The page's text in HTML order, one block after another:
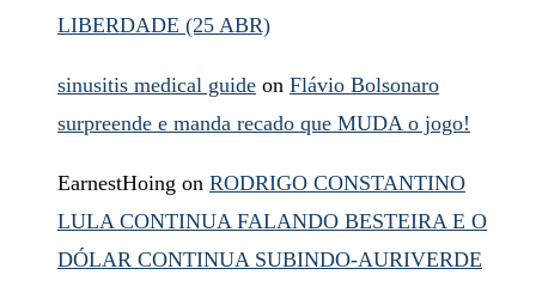
LIBERDADE (25 ABR)
sinusitis medical guide on Flávio Bolsonaro
surpreende e manda recado que MUDA o jogo!
EarnestHoing on RODRIGO CONSTANTINO
LULA CONTINUA FALANDO BESTEIRA E O
DÓLAR CONTINUA SUBINDO-AURIVERDE